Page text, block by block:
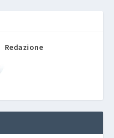
Redazione